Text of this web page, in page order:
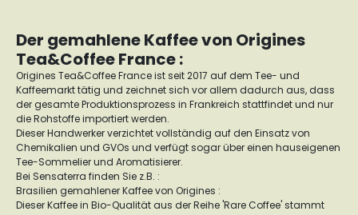
Der gemahlene Kaffee von Origines
Tea&Coffee France :
Origines Tea&Coffee France ist seit 2017 auf dem Tee- und
Kaffeemarkt tätig und zeichnet sich vor allem dadurch aus, dass
der gesamte Produktionsprozess in Frankreich stattfindet und nur
die Rohstoffe importiert werden.
Dieser Handwerker verzichtet vollständig auf den Einsatz von
Chemikalien und GVOs und verfügt sogar über einen hauseigenen
Tee-Sommelier und Aromatisierer.
Bei Sensaterra finden Sie z.B. :
Brasilien gemahlener Kaffee von Origines :
Dieser Kaffee in Bio-Qualität aus der Reihe 'Rare Coffee' stammt